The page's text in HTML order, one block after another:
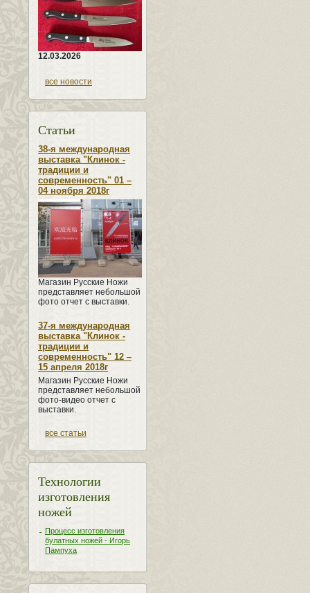
12.03.2026
все новости
Статьи
38-я международная
выставка "Клинок -
традиции и
современность" 01 –
04 ноября 2018г
Магазин Русские Ножи
представляет небольшой
фото отчет с выставки.
37-я международная
выставка "Клинок -
традиции и
современность" 12 –
15 апреля 2018г
Магазин Русские Ножи
представляет небольшой
фото-видео отчет с
выставки.
все статьи
Технологии
изготовления
ножей
Процесс изготовления
булатных ножей - Игорь
Пампуха